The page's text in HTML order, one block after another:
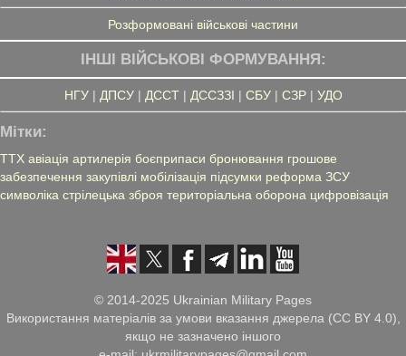
Розформовані військові частини
ІНШІ ВІЙСЬКОВІ ФОРМУВАННЯ:
НГУ| ДПСУ| ДССТ| ДССЗЗІ | СБУ| СЗР| УДО
Мітки:
ТТХ авіація артилерія боєприпаси бронювання грошове
забезпечення закупівлі мобілізація підсумки реформа ЗСУ
символіка стрілецька зброя територіальна оборона цифровізація
© 2014-2025 Ukrainian Military Pages
Використання матеріалів за умови вказання джерела (CC BY 4.0),
якщо не зазначено іншого